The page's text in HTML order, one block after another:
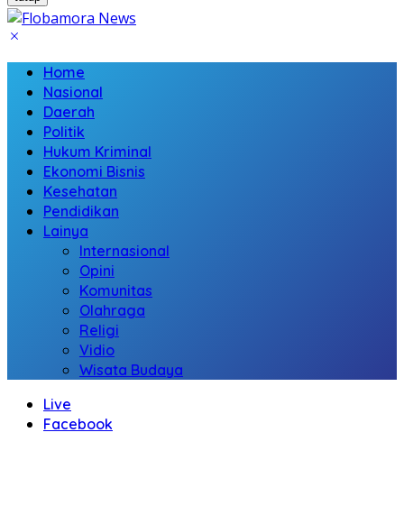
Home
Nasional
Daerah
Politik
Hukum Kriminal
Ekonomi Bisnis
Kesehatan
Pendidikan
Lainya
Internasional
Opini
Komunitas
Olahraga
Religi
Vidio
Wisata Budaya
Live
Facebook